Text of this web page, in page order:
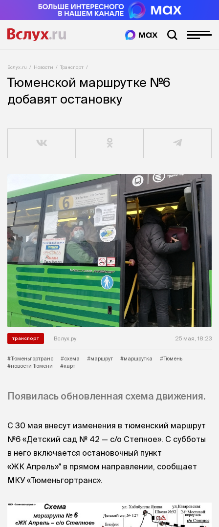
Вслух.ru Новости Транспорт
Тюменской маршрутке №6
добавят остановку
транспорт Вслух.ру 25 мая, 18:23
#Тюменьгортранс #схема #маршрут #маршрутка
#Тюмень
#новости Тюмени
#карт
Появилась обновленная схема движения.
С 30 мая внесут изменения в тюменский маршрут
№6 «Детский сад № 42 — с/о Степное». С субботы
в него включается остановочный пункт
«ЖК Апрель»" в прямом направлении, сообщает
МКУ «Тюменьгортранс».